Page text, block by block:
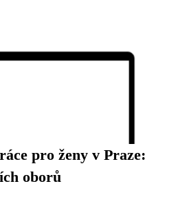
pro ženy v Praze:
oborů